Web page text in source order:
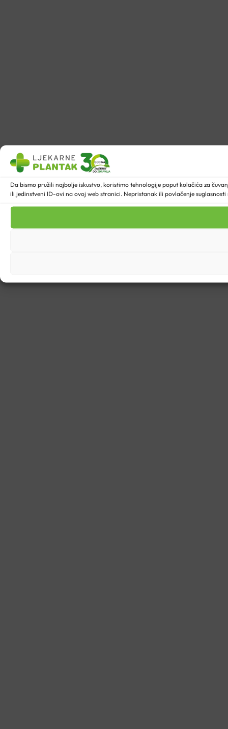
Da bismo pružili najbolje iskustvo, koristimo tehnologije poput kolačića za
ili jedinstveni ID-ovi na ovoj web stranici. Nepristanak ili povlačenje